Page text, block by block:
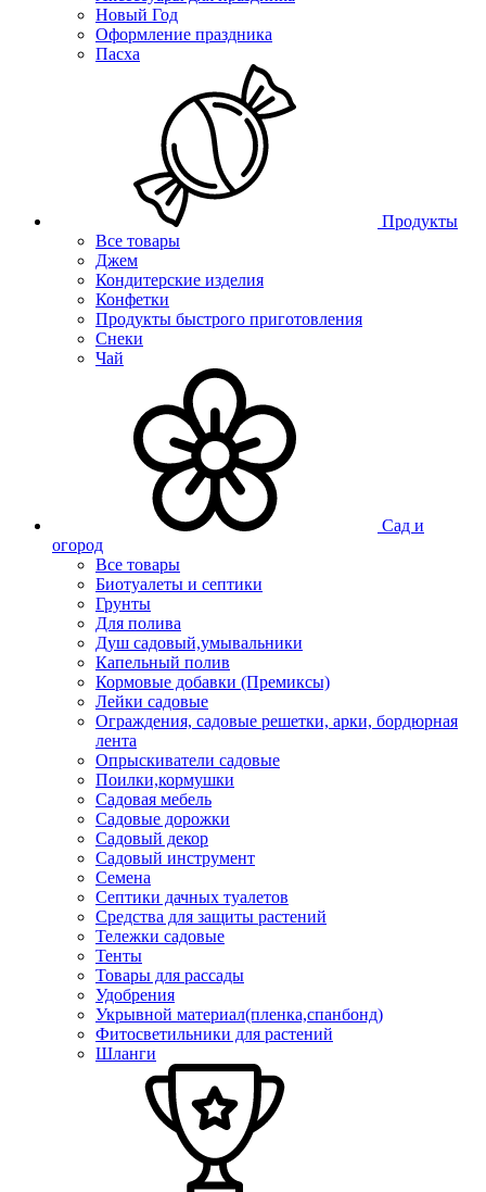
Новый Год
Оформление праздника
Пасха
Продукты
Все товары
Джем
Кондитерские изделия
Конфетки
Продукты быстрого приготовления
Снеки
Чай
Сад и
огород
Все товары
Биотуалеты и септики
Грунты
Для полива
Душ садовый,умывальники
Капельный полив
Кормовые добавки (Премиксы)
Лейки садовые
Ограждения, садовые решетки, арки, бордюрная
лента
Опрыскиватели садовые
Поилки,кормушки
Садовая мебель
Садовые дорожки
Садовый декор
Садовый инструмент
Семена
Септики дачных туалетов
Средства для защиты растений
Тележки садовые
Тенты
Товары для рассады
Удобрения
Укрывной материал(пленка,спанбонд)
Фитосветильники для растений
Шланги